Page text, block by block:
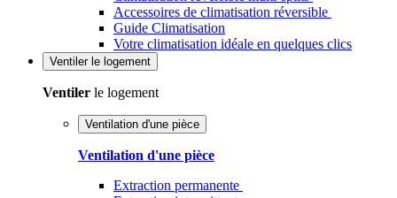
Accessoires de climatisation réversible
Guide Climatisation
Votre climatisation idéale en quelques clics
Ventiler le logement
Ventiler le logement
Ventilation d'une pièce
Ventilation d'une pièce
Extraction permanente